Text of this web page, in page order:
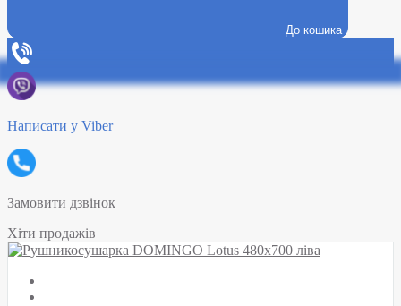
До кошика
Написати у Viber
Замовити дзвінок
Хіти продажів